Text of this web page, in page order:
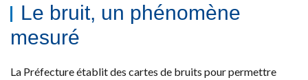
Le bruit, un phénomène
mesuré
La Préfecture établit des cartes de bruits pour permettre